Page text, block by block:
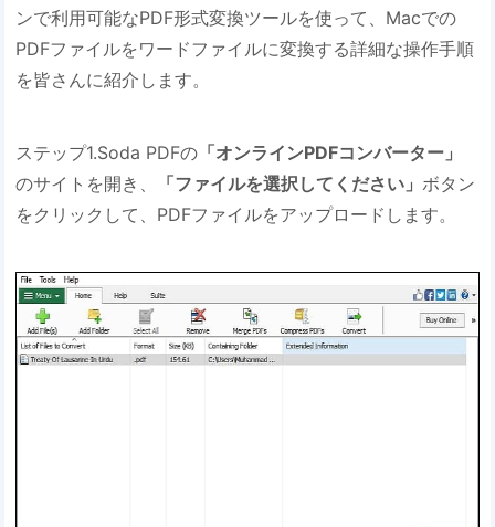
ンで利用可能なPDF形式変換ツールを使って、Macでの
PDFファイルをワードファイルに変換する詳細な操作手順
を皆さんに紹介します。
ステップ1.Soda PDFの 「オンラインPDFコンバーター」
のサイトを開き、
「ファイルを選択してください」ボタン
をクリックして、PDFファイルをアップロードします。